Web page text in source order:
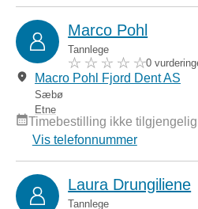
Marco Pohl
Tannlege
0
Macro Pohl Fjord Dent AS
Sæbø
Etne
Timebestilling ikke
Vis telefonnummer
Laura Drungiliene
Tannlege